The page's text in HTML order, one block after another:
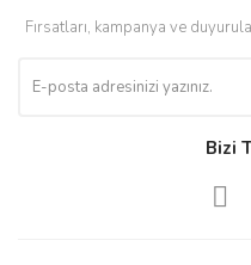
Fırsatları, kampanya ve
Bizi